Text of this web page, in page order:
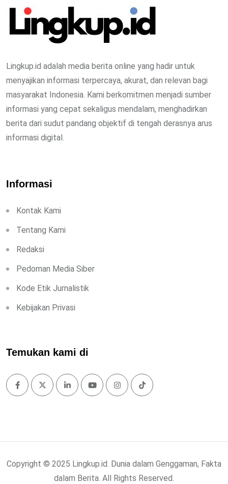
Lingkup.id adalah media berita online yang hadir untuk
menyajikan informasi terpercaya, akurat, dan relevan bagi
masyarakat Indonesia. Kami berkomitmen menjadi sumber
informasi yang cepat sekaligus mendalam, menghadirkan
berita dari sudut pandang objektif di tengah derasnya arus
informasi digital.
Informasi
Kontak Kami
Tentang Kami
Redaksi
Pedoman Media Siber
Kode Etik Jurnalistik
Kebijakan Privasi
Temukan kami di
Copyright © 2025 Lingkup.id. Dunia dalam Genggaman, Fakta
dalam Berita. All Rights Reserved.